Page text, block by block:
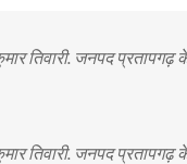
तिवारी. जनपद
तिवारी. जनपद